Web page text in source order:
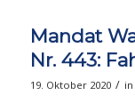
Mandat
Nr. 443:
19. Oktober 2020 / in